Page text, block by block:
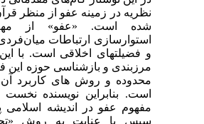
نظریه در زمینه عفو از منظر
شده است. «عفو» از
استوارسازی ارتباطات
و فضیلتهای اخلاقی است. با
مرزبندی و بازشناسی حوزه این
محدوده و روش های کاربرد آن
است. بنابراین نویسنده نخست
مفهوم عفو در اندیشه اسلامی
سپس با عنایت به روش